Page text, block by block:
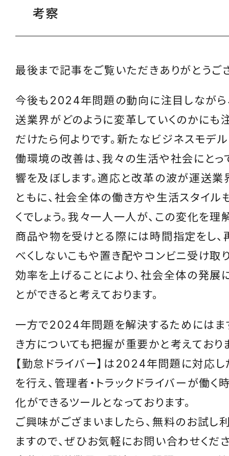
考察
最後まで記事をご覧いただきありがとうご
今後も2024年問題の動向に注目しながら
送業界がどのように変革していくのかにも
だけたら何よりです。新たなビジネスモデ
働環境の改善は、我々の生活や社会にとっ
響を及ぼします。適応と改革の波が運送業
ともに、社会全体の働き方や生活スタイル
くでしょう。我々一人一人が、この変化を理
商品や物を受けとる際には時間指定をし、
べくしないこもや置き配やコンビニ受け取
効率を上げることにより、社会全体の発展
とができると考えております。
一方で2024年問題を解決するためにはま
き方についても把握が重要かと考えており
【勤怠ドライバー】は2024年問題に対応
を行え、管理者・トラックドライバーが働く
化ができるツールとなっております。
ご興味がござまいましたら、無料のお試し
ますので、ぜひお気軽にお問い合わせくだ